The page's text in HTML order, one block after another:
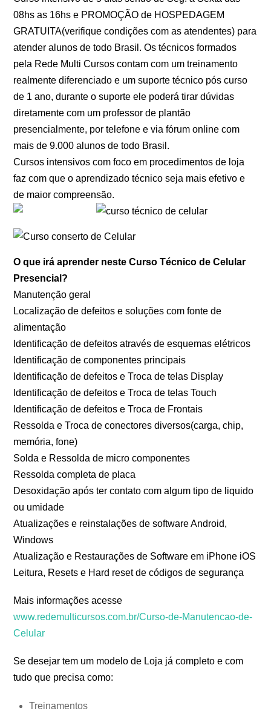
08hs as 16hs e PROMOÇÃO de HOSPEDAGEM
GRATUITA(verifique condições com as atendentes) para
atender alunos de todo Brasil. Os técnicos formados
pela Rede Multi Cursos contam com um treinamento
realmente diferenciado e um suporte técnico pós curso
de 1 ano, durante o suporte ele poderá tirar dúvidas
diretamente com um professor de plantão
presencialmente, por telefone e via fórum online com
mais de 9.000 alunos de todo Brasil.
Cursos intensivos com foco em procedimentos de loja
faz com que o aprendizado técnico seja mais efetivo e
de maior compreensão.
O que irá aprender neste Curso Técnico de Celular
Presencial?
Manutenção geral
Localização de defeitos e soluções com fonte de
alimentação
Identificação de defeitos através de esquemas elétricos
Identificação de componentes principais
Identificação de defeitos e Troca de telas Display
Identificação de defeitos e Troca de telas Touch
Identificação de defeitos e Troca de Frontais
Ressolda e Troca de conectores diversos(carga, chip,
memória, fone)
Solda e Ressolda de micro componentes
Ressolda completa de placa
Desoxidação após ter contato com algum tipo de liquido
ou umidade
Atualizações e reinstalações de software Android,
Windows
Atualização e Restaurações de Software em iPhone iOS
Leitura, Resets e Hard reset de códigos de segurança
Mais informações acesse
www.redemulticursos.com.br/Curso-de-Manutencao-de-
Celular
Se desejar tem um modelo de Loja já completo e com
tudo que precisa como:
Treinamentos